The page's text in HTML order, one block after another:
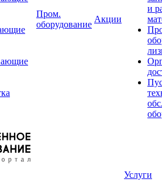
Пром.
оборудование
Акции
и
Услуги